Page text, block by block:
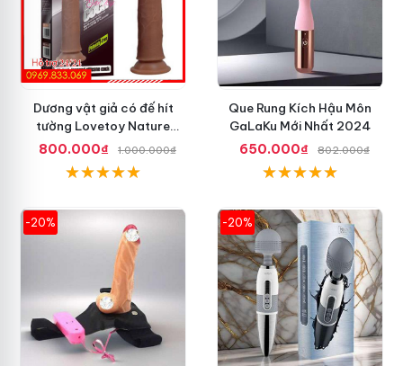
Dương vật giả có đế hít
tường Lovetoy Nature
Cock 7 inch da đen
800.000₫ 1.000.000₫
Que Rung Kích Hậu Môn
GaLaKu Mới Nhất 2024
650.000₫
802.000₫
-20% -20%